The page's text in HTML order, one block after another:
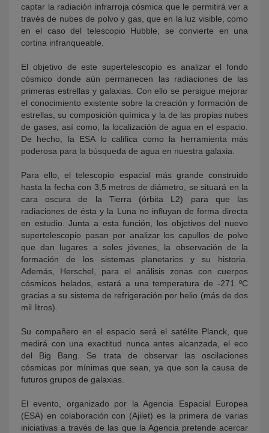
captar la radiación infrarroja cósmica que le permitirá ver a
través de nubes de polvo y gas, que en la luz visible, como
en el caso del telescopio Hubble, se convierte en una
cortina infranqueable.
El objetivo de este supertelescopio es analizar el fondo
cósmico donde aún permanecen las radiaciones de las
primeras estrellas y galaxias. Con ello se persigue mejorar
el conocimiento existente sobre la creación y formación de
estrellas, su composición química y la de las propias nubes
de gases, así como, la localización de agua en el espacio.
De hecho, la ESA lo califica como la herramienta más
poderosa para la búsqueda de agua en nuestra galaxia.
Para ello, el telescopio espacial más grande construido
hasta la fecha con 3,5 metros de diámetro, se situará en la
cara oscura de la Tierra (órbita L2) para que las
radiaciones de ésta y la Luna no influyan de forma directa
en estudio. Junta a esta función, los objetivos del nuevo
supertelescopio pasan por analizar los capullos de polvo
que dan lugares a soles jóvenes, la observación de la
formación de los sistemas planetarios y su historia.
Además, Herschel, para el análisis zonas con cuerpos
cósmicos helados, estará a una temperatura de -271 ºC
gracias a su sistema de refrigeración por helio (más de dos
mil litros).
Su compañero en el espacio será el satélite Planck, que
medirá con una exactitud nunca antes alcanzada, el eco
del Big Bang. Se trata de observar las oscilaciones
cósmicas por mínimas que sean, ya que son la causa de
futuros grupos de galaxias.
El evento, organizado por la Agencia Espacial Europea
(ESA) en colaboración con (Ajilet) es la primera de varias
iniciativas a través de las que la Agencia pretende acercar